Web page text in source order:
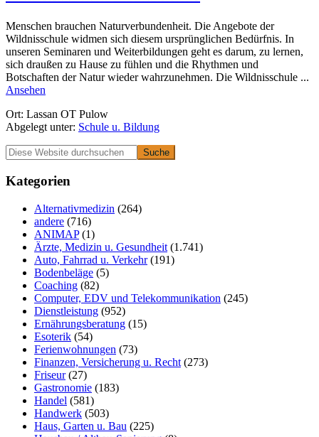
Menschen brauchen Naturverbundenheit. Die Angebote der
Wildnisschule widmen sich diesem ursprünglichen Bedürfnis. In
unseren Seminaren und Weiterbildungen geht es darum, zu lernen,
sich draußen zu Hause zu fühlen und die Rhythmen und
Botschaften der Natur wieder wahrzunehmen. Die Wildnisschule ...
Ansehen
Waldkauz
Ort: Lassan OT Pulow
Abgelegt unter: Schule u. Bildung
Primäre
Seitenleiste
Diese
Website
durchsuchen
Kategorien
Alternativmedizin (264)
andere (716)
ANIMAP(1)
Ärzte, Medizin u. Gesundheit (1.741)
Auto, Fahrrad u. Verkehr(191)
Bodenbeläge (5)
Coaching (82)
Computer, EDV und Telekommunikation (245)
Dienstleistung (952)
Ernährungsberatung (15)
Esoterik (54)
Ferienwohnungen (73)
Finanzen, Versicherung u. Recht (273)
Friseur(27)
Gastronomie (183)
Handel (581)
Handwerk (503)
Haus, Garten u. Bau (225)